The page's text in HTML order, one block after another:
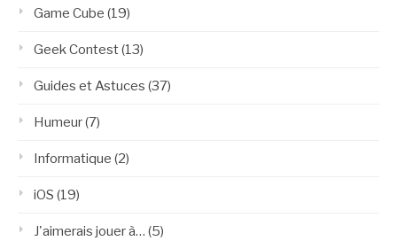
Game Cube (19)
Geek Contest(13)
Guides et Astuces (37)
Humeur(7)
Informatique (2)
iOS (19)
J'aimerais jouer à… (5)